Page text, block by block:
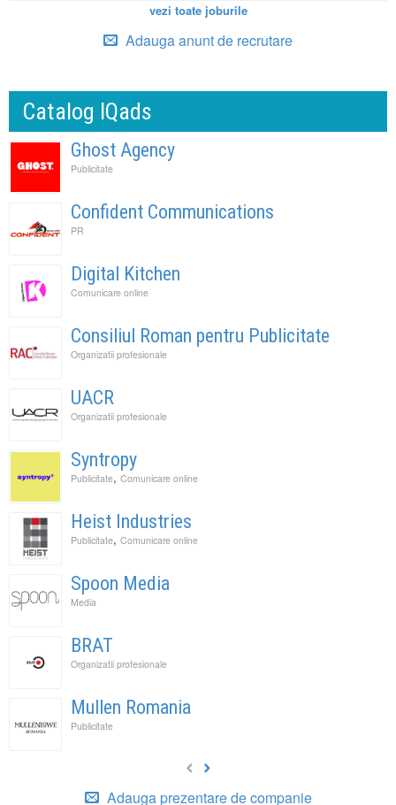
vezi toate joburile
Adauga anunt de recrutare
Catalog IQads
Ghost Agency
Publicitate
Confident Communications
PR
Digital Kitchen
Comunicare online
Consiliul Roman pentru Publicitate
Organizatii profesionale
UACR
Organizatii profesionale
Syntropy
Publicitate, Comunicare online
Heist Industries
Publicitate, Comunicare online
Spoon Media
Media
BRAT
Organizatii profesionale
Mullen Romania
Publicitate
Adauga prezentare de companie